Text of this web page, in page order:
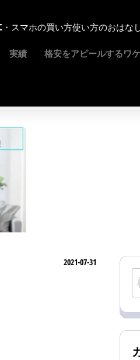
スマホの買い方使い方のおはな
実績 格安をアピールするワケ
2021-07-31